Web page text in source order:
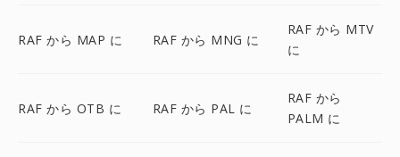
RAF から MAP に RAF から MNG に
RAF から MTV
に
RAF から OTB に RAF から PAL に
RAF から
PALM に